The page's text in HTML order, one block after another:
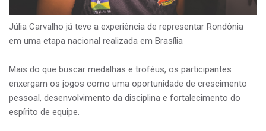
Júlia Carvalho já teve a experiência de representar Rondônia
em uma etapa nacional realizada em Brasília
Mais do que buscar medalhas e troféus, os participantes
enxergam os jogos como uma oportunidade de crescimento
pessoal, desenvolvimento da disciplina e fortalecimento do
espírito de equipe.